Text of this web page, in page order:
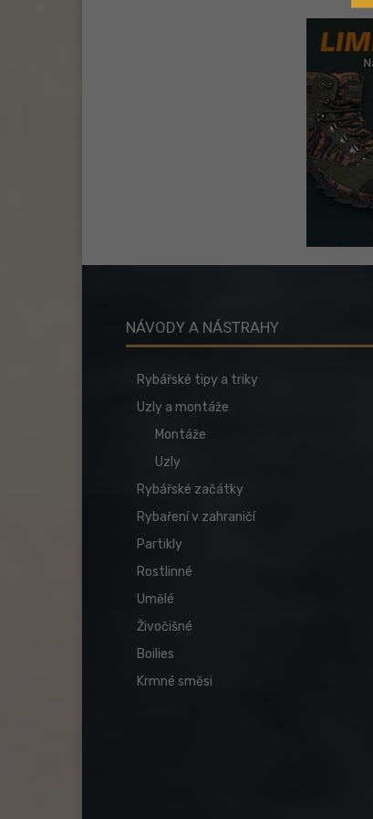
NÁVODY A NÁSTRAHY
Rybářské tipy a triky
Uzly a montáže
Montáže
Uzly
Rybářské začátky
Rybaření v zahraničí
Partikly
Rostlinné
Umělé
Živočišné
Boilies
Krmné směsi